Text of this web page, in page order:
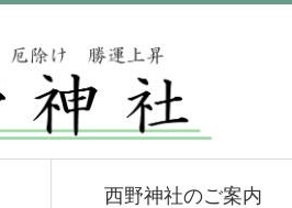
西野神社のご案内